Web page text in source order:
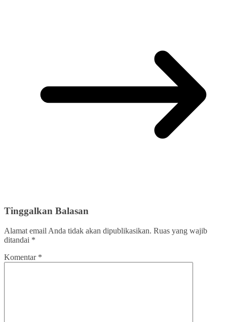
Tinggalkan Balasan
Alamat email Anda tidak akan dipublikasikan. Ruas yang wajib
ditandai *
Komentar *